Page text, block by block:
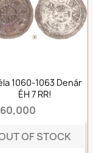
1060-1063 Denár
ÉH 7 RR!
OF STOCK